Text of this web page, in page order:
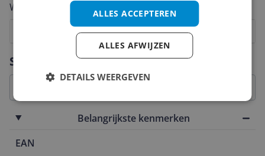
Specificaties
Belangrijkste kenmerken
EAN
Welk cijfer geef jij dit product?
8
7
6
5
4
Vraag 1 van 4
ALLES ACCEPTEREN
ALLES AFWIJZEN
DETAILS WEERGEVEN